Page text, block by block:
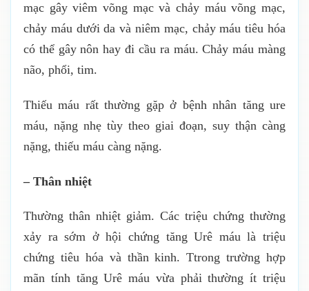
mạc gây viêm võng mạc và chảy máu võng mạc,
chảy máu dưới da và niêm mạc, chảy máu tiêu hóa
có thể gây nôn hay đi cầu ra máu. Chảy máu màng
não, phổi, tim.
Thiếu máu rất thường gặp ở bệnh nhân tăng ure
máu, nặng nhẹ tùy theo giai đoạn, suy thận càng
nặng, thiếu máu càng nặng.
– Thân nhiệt
Thường thân nhiệt giảm. Các triệu chứng thường
xảy ra sớm ở hội chứng tăng Urê máu là triệu
chứng tiêu hóa và thần kinh. Ttrong trường hợp
mãn tính tăng Urê máu vừa phải thường ít triệu